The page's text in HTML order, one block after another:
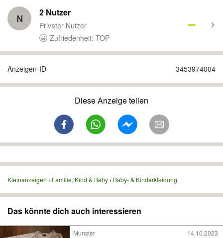
N 2 Nutzer
Privater Nutzer
Zufriedenheit: TOP
Anzeigen-ID 3453974004
Diese Anzeige teilen
Kleinanzeigen Familie, Kind & Baby Baby- & Kinderkleidung
Das könnte dich auch interessieren
Munster 14.10.2023